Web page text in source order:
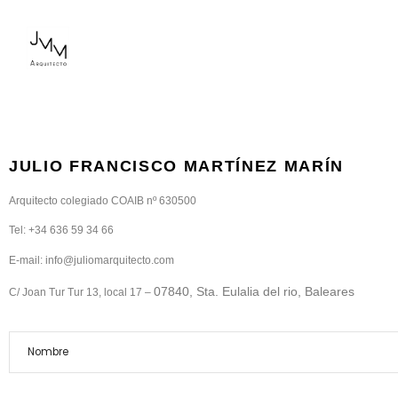
JULIO FRANCISCO MARTÍNEZ MARÍN
Arquitecto colegiado COAIB nº 630500
Tel: +34 636 59 34 66
E-mail: info@juliomarquitecto.com
C/ Joan Tur Tur 13, local 17 – 07840, Sta. Eulalia del rio, Baleares